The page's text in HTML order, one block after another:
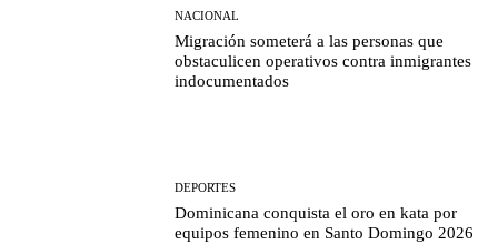
NACIONAL
Migración someterá a las personas que
obstaculicen operativos contra inmigrantes
indocumentados
DEPORTES
Dominicana conquista el oro en kata por
equipos femenino en Santo Domingo 2026